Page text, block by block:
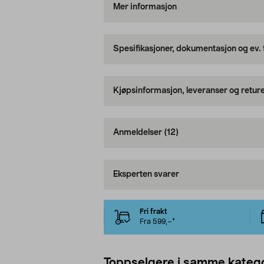
Mer informasjon
Spesifikasjoner, dokumentasjon og
Kjøpsinformasjon, leveranser og
Anmeldelser (12)
Eksperten svarer
Fri frakt
Fra 599,–*